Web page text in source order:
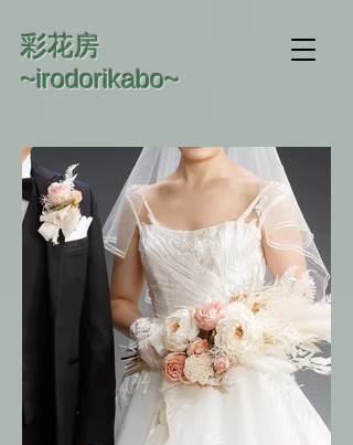
​彩花房
~irodorikabo~